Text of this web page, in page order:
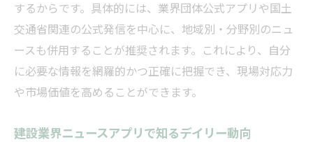
するからです。具体的には、業界団体公式アプリや国土
交通省関連の公式発信を中心に、地域別・分野別のニュ
ースも併用することが推奨されます。これにより、自分
に必要な情報を網羅的かつ正確に把握でき、現場対応力
や市場価値を高めることができます。
建設業界ニュースアプリで知るデイリー動向